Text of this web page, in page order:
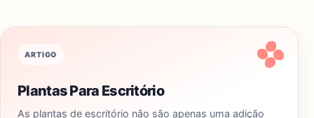
ARTIGO
Plantas Para Escritório
As plantas de escritório não são apenas uma adição